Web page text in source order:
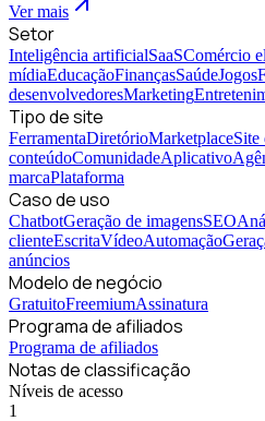
Ver mais
Setor
Inteligência artificialSaaSComércio
mídiaEducaçãoFinançasSaúdeJogos
desenvolvedoresMarketing
Tipo de site
FerramentaDiretórioMarketplaceSite
conteúdoComunidadeAplicativo
marcaPlataforma
Caso de uso
ChatbotGeração de imagensSEO
clienteEscritaVídeoAutomação
anúncios
Modelo de negócio
GratuitoFreemiumAssinatura
Programa de afiliados
Programa de afiliados
Notas de classificação
Níveis de acesso
1